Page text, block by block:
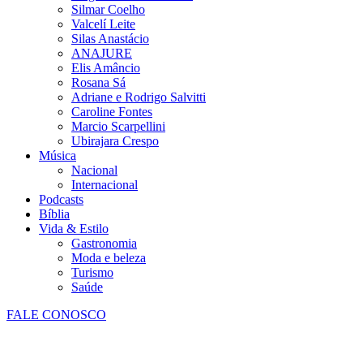
Silmar Coelho
Valcelí Leite
Silas Anastácio
ANAJURE
Elis Amâncio
Rosana Sá
Adriane e Rodrigo Salvitti
Caroline Fontes
Marcio Scarpellini
Ubirajara Crespo
Música
Nacional
Internacional
Podcasts
Bíblia
Vida & Estilo
Gastronomia
Moda e beleza
Turismo
Saúde
FALE CONOSCO